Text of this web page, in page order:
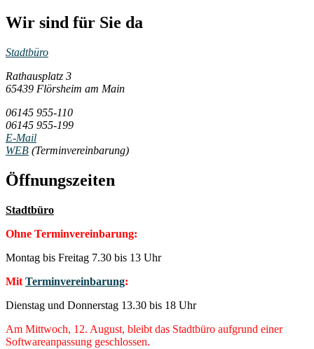
Wir sind für Sie da
Stadtbüro
Rathausplatz 3
65439 Flörsheim am Main
06145 955-110
06145 955-199
E-Mail
WEB (Terminvereinbarung)
Öffnungszeiten
Stadtbüro
Ohne Terminvereinbarung:
Montag bis Freitag 7.30 bis 13 Uhr
Mit Terminvereinbarung:
Dienstag und Donnerstag 13.30 bis 18 Uhr
Am Mittwoch, 12. August, bleibt das Stadtbüro aufgrund einer
Softwareanpassung geschlossen.